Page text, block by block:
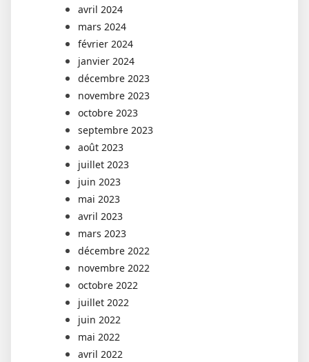
avril 2024
mars 2024
février 2024
janvier 2024
décembre 2023
novembre 2023
octobre 2023
septembre 2023
août 2023
juillet 2023
juin 2023
mai 2023
avril 2023
mars 2023
décembre 2022
novembre 2022
octobre 2022
juillet 2022
juin 2022
mai 2022
avril 2022